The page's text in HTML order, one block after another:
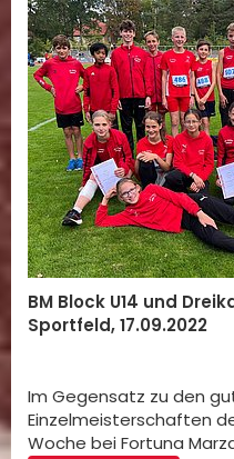
BM Block U14 und
Sportfeld, 17.09.2022
Im Gegensatz zu den
Einzelmeisterschaften
Woche bei Fortuna